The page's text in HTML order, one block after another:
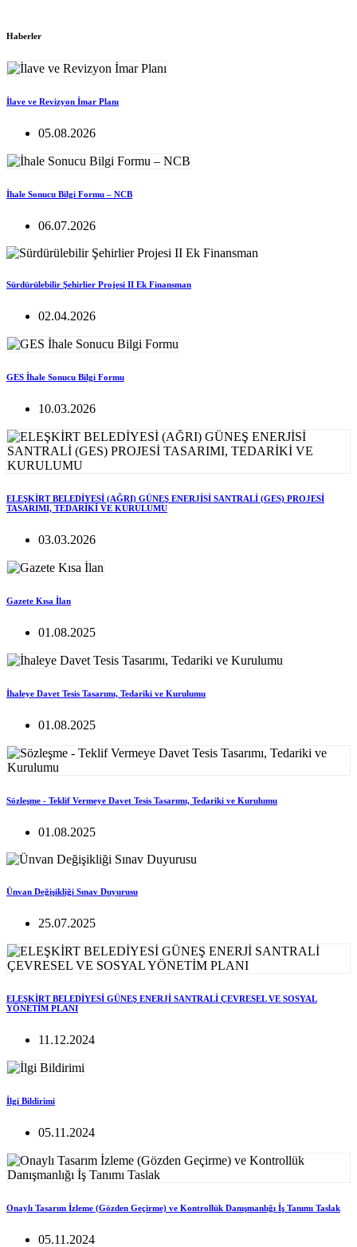
Haberler
İlave ve Revizyon İmar Planı
05.08.2026
İhale Sonucu Bilgi Formu – NCB
06.07.2026
Sürdürülebilir Şehirlier Projesi II Ek Finansman
02.04.2026
GES İhale Sonucu Bilgi Formu
10.03.2026
ELEŞKİRT BELEDİYESİ (AĞRI) GÜNEŞ ENERJİSİ SANTRALİ (GES) PROJESİ
TASARIMI, TEDARİKİ VE KURULUMU
03.03.2026
Gazete Kısa İlan
01.08.2025
İhaleye Davet Tesis Tasarımı, Tedariki ve Kurulumu
01.08.2025
Sözleşme - Teklif Vermeye Davet Tesis Tasarımı, Tedariki ve Kurulumu
01.08.2025
Ünvan Değişikliği Sınav Duyurusu
25.07.2025
ELEŞKİRT BELEDİYESİ GÜNEŞ ENERJİ SANTRALİ ÇEVRESEL VE SOSYAL
YÖNETİM PLANI
11.12.2024
İlgi Bildirimi
05.11.2024
Onaylı Tasarım İzleme (Gözden Geçirme) ve Kontrollük Danışmanlığı İş Tanımı Taslak
05.11.2024